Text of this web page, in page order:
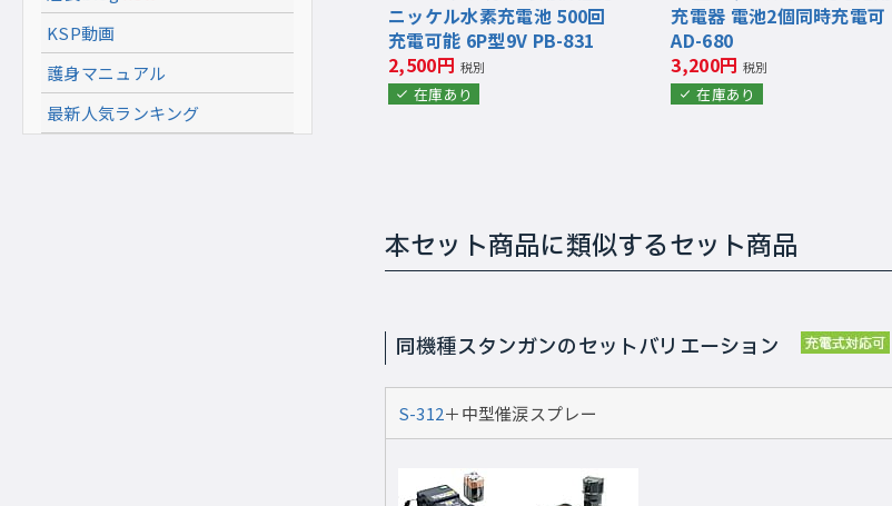
ニッケル水素充電池 500回
充電可能 6P型9V PB-831
2,500円 税別
在庫あり
充電器 電池2個同時充電可
AD-680
3,200円 税別
在庫あり
本セット商品に類似するセット商品
同機種スタンガンのセットバリエーション
S-312＋中型催涙スプレー
KSP動画
護身マニュアル
最新人気ランキング